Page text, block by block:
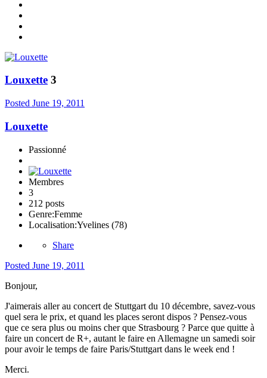
Louxette 3
Posted June 19, 2011
Louxette
Passionné
Membres
3
212 posts
Genre:Femme
Localisation:Yvelines (78)
Share
Posted June 19, 2011
Bonjour,
J'aimerais aller au concert de Stuttgart du 10 décembre, savez-vous
quel sera le prix, et quand les places seront dispos ? Pensez-vous
que ce sera plus ou moins cher que Strasbourg ? Parce que quitte à
faire un concert de R+, autant le faire en Allemagne un samedi soir
pour avoir le temps de faire Paris/Stuttgart dans le week end !
Merci.